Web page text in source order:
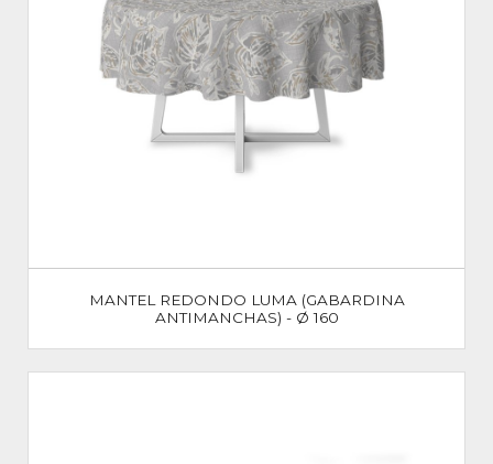
MANTEL REDONDO LUMA (GABARDINA
ANTIMANCHAS) - Ø 160